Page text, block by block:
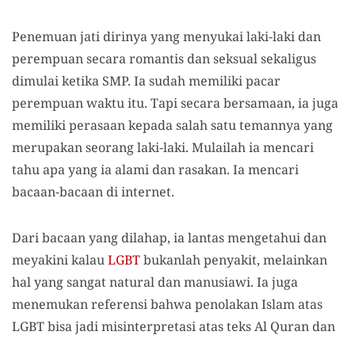
Penemuan jati dirinya yang menyukai laki-laki dan
perempuan secara romantis dan seksual sekaligus
dimulai ketika SMP. Ia sudah memiliki pacar
perempuan waktu itu. Tapi secara bersamaan, ia juga
memiliki perasaan kepada salah satu temannya yang
merupakan seorang laki-laki. Mulailah ia mencari
tahu apa yang ia alami dan rasakan. Ia mencari
bacaan-bacaan di internet.
Dari bacaan yang dilahap, ia lantas mengetahui dan
meyakini kalauLGBTbukanlah penyakit, melainkan
hal yang sangat natural dan manusiawi. Ia juga
menemukan referensi bahwa penolakan Islam atas
LGBT bisa jadi misinterpretasi atas teks Al Quran dan